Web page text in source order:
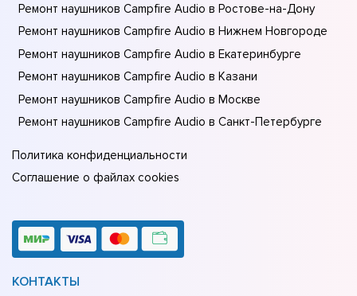
Ремонт наушников Campfire Audio в Ростове-на-Донy
Ремонт наушников Campfire Audio в Нижнем Новгороде
Ремонт наушников Campfire Audio в Екатеринбурге
Ремонт наушников Campfire Audio в Казани
Ремонт наушников Campfire Audio в Москве
Ремонт наушников Campfire Audio в Санкт-Петербурге
Политика конфиденциальности
Соглашение о файлах cookies
КОНТАКТЫ